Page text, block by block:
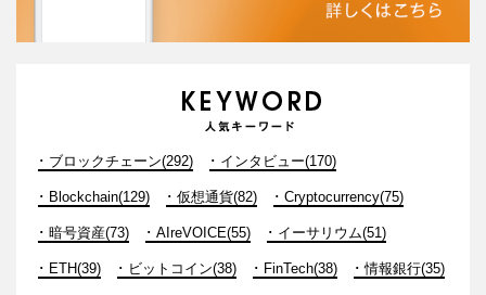
ブロックチェーン(292) インタビュー(170)
Blockchain(129) 仮想通貨(82) Cryptocurrency(75)
暗号資産(73) AIreVOICE(55) イーサリウム(51)
ETH(39) ビットコイン(38) FinTech(38) 情報銀行(35)